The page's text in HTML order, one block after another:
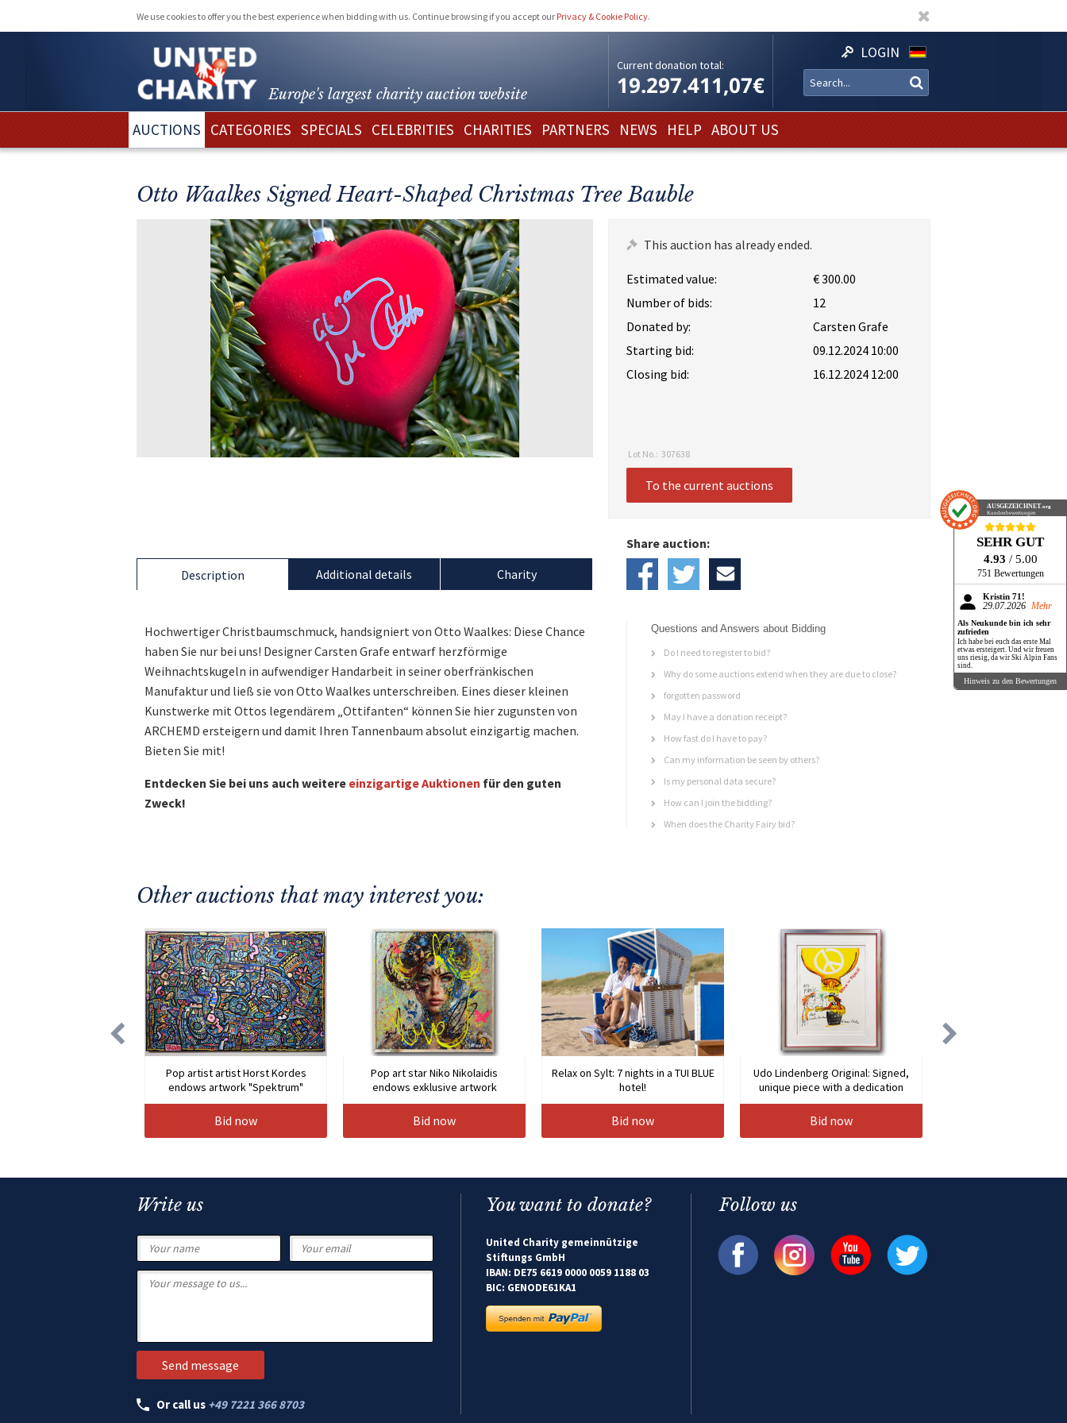
We use cookies to offer you the best experience when bidding with us. Continue browsing if you accept our Privacy & Cookie Policy.
Europe's largest charity auction website
Current donation total:
19.297.411,07€
LOGIN
AUCTIONS CATEGORIES SPECIALS CELEBRITIES CHARITIES PARTNERS NEWS HELP ABOUT US
Otto Waalkes Signed Heart-Shaped Christmas Tree Bauble
This auction has already ended.
Estimated value:
€ 300.00
Number of bids:
12
Donated by:
Carsten Grafe
Starting bid:
09.12.2024 10:00
Closing bid:
16.12.2024 12:00
Lot No.: 307638
To the current auctions
Description
Hochwertiger Christbaumschmuck, handsigniert von Otto Waalkes: Diese Chance
haben Sie nur bei uns! Designer Carsten Grafe entwarf herzförmige
Weihnachtskugeln in aufwendiger Handarbeit in seiner oberfränkischen
Manufaktur und ließ sie von Otto Waalkes unterschreiben. Eines dieser kleinen
Kunstwerke mit Ottos legendärem „Ottifanten“ können Sie hier zugunsten von
ARCHEMD ersteigern und damit Ihren Tannenbaum absolut einzigartig machen.
Bieten Sie mit!
Entdecken Sie bei uns auch weitere einzigartige Auktionen für den guten
Zweck!
Additional details Charity
Share auction:
Questions and Answers about Bidding
Do I need to register to bid?
Why do some auctions extend when they are due to close?
forgotten password
May I have a donation receipt?
How fast do I have to pay?
Can my information be seen by others?
Is my personal data secure?
How can I join the bidding?
When does the Charity Fairy bid?
Other auctions that may interest you:
Pop artist artist Horst Kordes
endows artwork "Spektrum"
Bid now
Pop art star Niko Nikolaidis
endows exklusive artwork
Bid now
Relax on Sylt: 7 nights in a TUI BLUE
hotel!
Bid now
Udo Lindenberg Original: Signed,
unique piece with a dedication
Bid now
Write us
Or call us +49 7221 366 8703
You want to donate?
United Charity gemeinnützige
Stiftungs GmbH
IBAN: DE75 6619 0000 0059 1188 03
BIC: GENODE61KA1
Follow us
AUSGEZEICHNET.org
Kundenbewertungen
SEHR GUT
4.93 / 5.00
751 Bewertungen
Kristin 71!
29.07.2026 Mehr
Als Neukunde bin ich sehr
zufrieden
Ich habe bei euch das erste Mal
etwas ersteigert. Und wir freuen
uns riesig, da wir Ski Alpin Fans
sind.
Hinweis zu den Bewertungen